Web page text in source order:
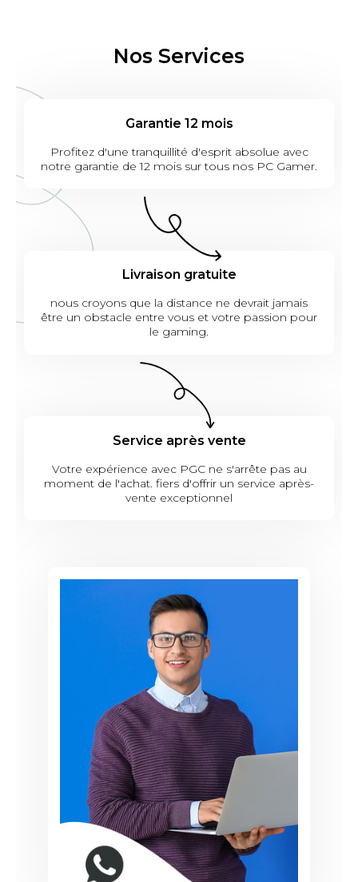
Nos Services
Garantie 12 mois
Profitez d'une tranquillité d'esprit absolue avec
notre garantie de 12 mois sur tous nos PC Gamer.
Livraison gratuite
nous croyons que la distance ne devrait jamais
être un obstacle entre vous et votre passion pour
le gaming.
Service après vente
Votre expérience avec PGC ne s'arrête pas au
moment de l'achat. fiers d'offrir un service après-
vente exceptionnel